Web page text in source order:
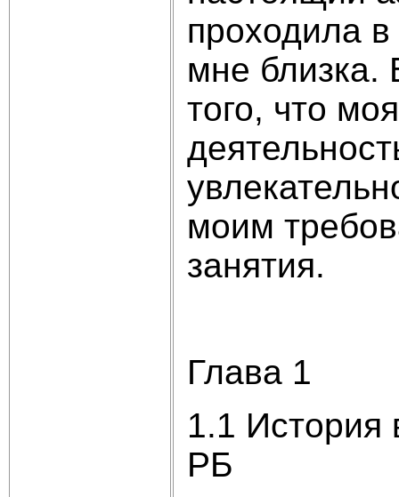
проходила
мне близка.
того, что
моим
занятия.
Глава 1
1.1 История
РБ